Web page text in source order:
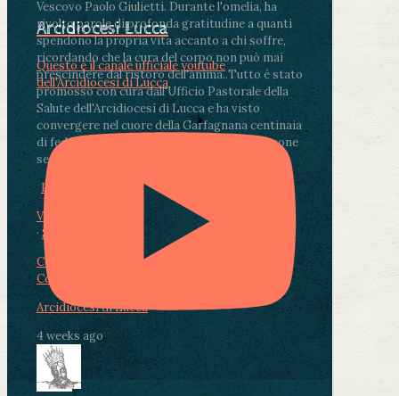
Vescovo Paolo Giulietti. Durante l'omelia, ha
rivolto parole di profonda gratitudine a quanti
spendono la propria vita accanto a chi soffre,
ricordando che la cura del corpo non può mai
prescindere dal ristoro dell'anima..Tutto è stato
promosso con cura dall'Ufficio Pastorale della
Salute dell'Arcidiocesi di Lucca e ha visto
convergere nel cuore della Garfagnana centinaia
di fedeli, operatori sanitari, volontari e persone
segnate dalla malattia.
Photo
View on Facebook
· Share
Condividi su Facebook
Condividi su LinkedIn
Arcidiocesi di Lucca
4 weeks ago
Arcidiocesi Lucca
Questo è il canale ufficiale youtube
dell'Arcidiocesi di Lucca